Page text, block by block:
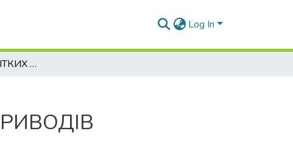
Log In
ПОБУДОВА НЕЧІТКИХ РЕГУЛЯТОРІВ ДЛЯ ЕЛЕКТРОГІДРАВЛІЧНИХ СЛІДКУВАЛЬНИХ ПРИВОДІВ АВТОМОБІЛІВ